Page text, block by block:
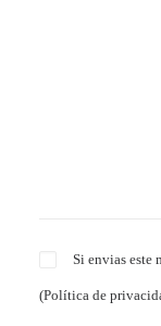
Si envias este
(Política de